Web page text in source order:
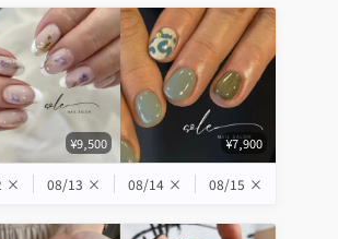
¥9,500 ¥7,900
× 08/13 × 08/14 × 08/15 ×